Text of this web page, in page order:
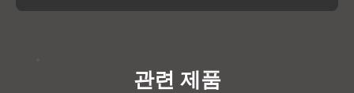
관련 제품